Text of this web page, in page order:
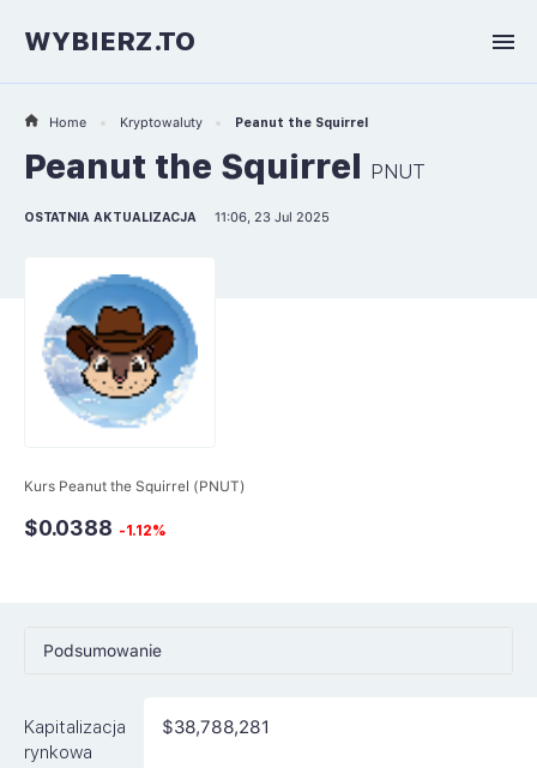
WYBIERZ.TO
Home Kryptowaluty Peanut the Squirrel
Peanut the Squirrel PNUT
OSTATNIA AKTUALIZACJA 11:06, 23 Jul 2025
Kurs Peanut the Squirrel (PNUT)
$0.0388 -1.12%
Podsumowanie
Rynki
Kapitalizacja
rynkowa
$38,788,281